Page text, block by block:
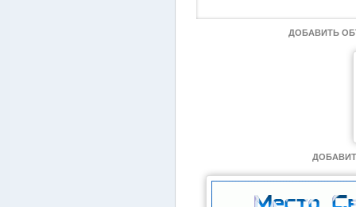
ДОБАВИТЬ